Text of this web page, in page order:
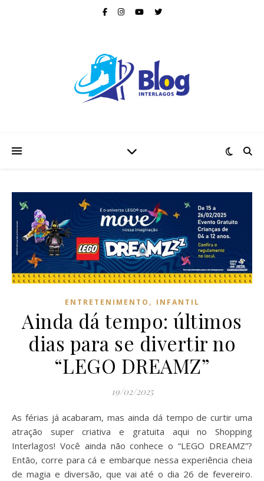
ENTRETENIMENTO , INFANTIL
Ainda dá tempo: últimos
dias para se divertir no
“LEGO DREAMZ”
19/02/2025
As férias já acabaram, mas ainda dá tempo de curtir uma
atração super criativa e gratuita aqui no Shopping
Interlagos! Você ainda não conhece o “LEGO DREAMZ”?
Então, corre para cá e embarque nessa experiência cheia
de magia e diversão, que vai até o dia 26 de fevereiro.